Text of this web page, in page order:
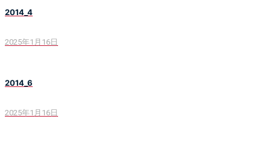
2014_4
2025年1月16日
2014_6
2025年1月16日